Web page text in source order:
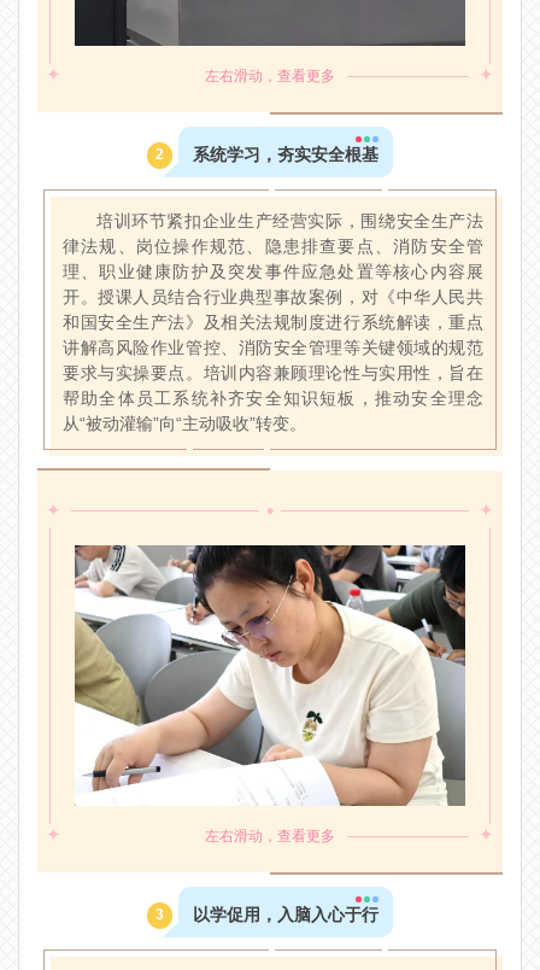
✦ 左右滑动，查看更多 ✦
2 系统学习，夯实安全根基
培训环节紧扣企业生产经营实际，围绕安全生产法
律法规、岗位操作规范、隐患排查要点、消防安全管
理、职业健康防护及突发事件应急处置等核心内容展
开。授课人员结合行业典型事故案例，对《中华人民共
和国安全生产法》及相关法规制度进行系统解读，重点
讲解高风险作业管控、消防安全管理等关键领域的规范
要求与实操要点。培训内容兼顾理论性与实用性，旨在
帮助全体员工系统补齐安全知识短板，推动安全理念
从“被动灌输”向“主动吸收”转变。
✦ • ✦
✦ 左右滑动，查看更多 ✦
3 以学促用，入脑入心于行